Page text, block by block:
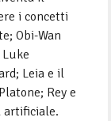
i concetti
Obi-Wan
Leia e il
Rey e
artificiale.